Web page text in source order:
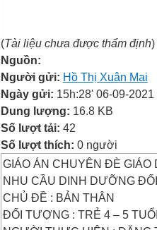
(Tài liệu chưa được thẩm định)
Nguồn:
Người gửi: Hồ Thị Xuân Mai
Ngày gửi: 15h:28' 06-09-2021
Dung lượng: 16.8 KB
Số lượt tải: 42
Số lượt thích: 0 người
GIÁO ÁN CHUYÊN ĐÈ
NHU CẦU DINH DƯỠNG
CHỦ ĐỀ : BẢN THÂN
ĐỐI TƯỢNG : TRẺ 4 – 5